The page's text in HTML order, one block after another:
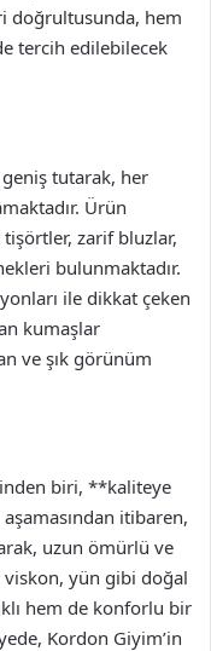
doğrultusunda, hem
tercih edilebilecek
tutarak, her
Ürün
tişörtler, zarif bluzlar,
bulunmaktadır.
ile dikkat çeken
kumaşlar
ve şık görünüm
biri, **kaliteye
itibaren,
uzun ömürlü ve
yün gibi doğal
hem de konforlu bir
Kordon Giyim’in